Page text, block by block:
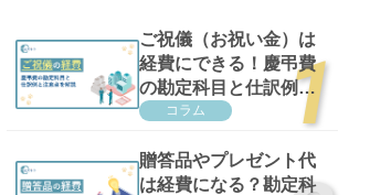
ご祝儀（お祝い金）は
経費にできる！慶弔費
の勘定科目と仕訳例と
注意点を解説
コラム
贈答品やプレゼント代
は経費になる？勘定科